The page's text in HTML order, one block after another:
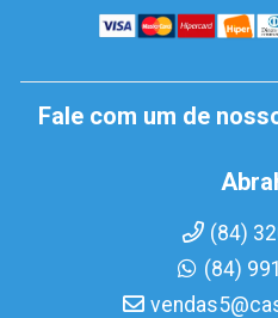
Fale com um de
(84)
(84)